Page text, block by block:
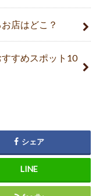
店はどこ？
すめスポット10
シェア